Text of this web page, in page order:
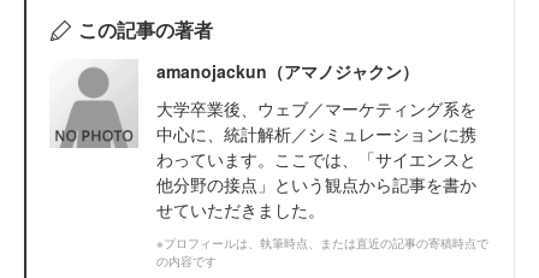
この記事の著者
amanojackun（アマノジャクン）
大学卒業後、ウェブ／マーケティング系を
中心に、統計解析／シミュレーションに携
わっています。ここでは、「サイエンスと
他分野の接点」という観点から記事を書か
せていただきました。
※プロフィールは、執筆時点、または直近の記事の寄稿時点で
の内容です